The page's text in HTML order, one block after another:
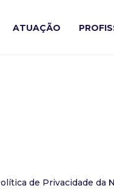
ATUAÇÃO
de Privacidade da